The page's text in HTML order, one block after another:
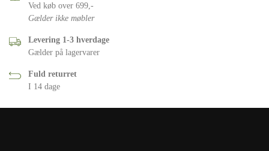
Ved køb over 699,-
Gælder ikke møbler
Levering 1-3 hverdage
Gælder på lagervarer
Fuld returret
I 14 dage